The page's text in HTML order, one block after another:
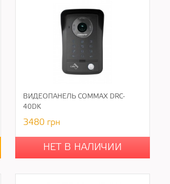
ВИДЕОПАНЕЛЬ COMMAX DRC-
40DK
3480 грн
НЕТ В НАЛИЧИИ